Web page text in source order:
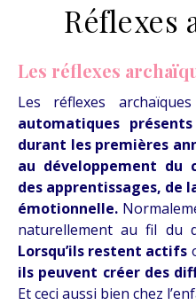
Réflexes
Les réflexes
Les réflexes
automatiques
durant les premières
au développement du
des apprentissages, de
émotionnelle.
naturellement au fil du
Lorsqu’ils restent actifs
ils peuvent créer des
Et ceci aussi bien chez